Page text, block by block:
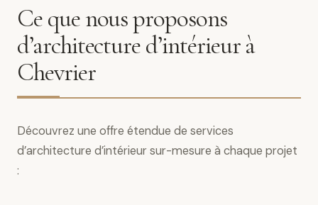
Ce que nous proposons
d’architecture d’intérieur à
Chevrier
Découvrez une offre étendue de services
d’architecture d’intérieur sur-mesure à chaque projet
: